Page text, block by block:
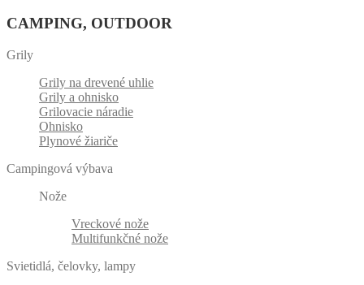
CAMPING, OUTDOOR
Grily
Grily na drevené uhlie
Grily a ohnisko
Grilovacie náradie
Ohnisko
Plynové žiariče
Campingová výbava
Nože
Vreckové nože
Multifunkčné nože
Svietidlá, čelovky, lampy